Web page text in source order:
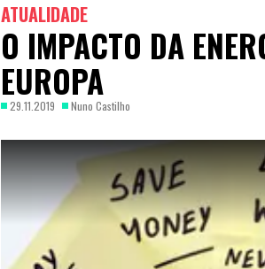
ATUALIDADE
O IMPACTO DA
EUROPA
29.11.2019 Nuno Castilho